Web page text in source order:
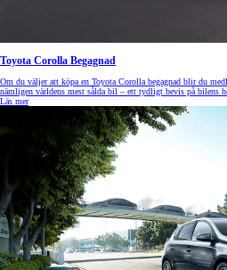
Toyota Corolla Begagnad
Om du väljer att köpa en Toyota Corolla begagnad blir du
nämligen världens mest sålda bil – ett tydligt bevis på bilens
Läs mer